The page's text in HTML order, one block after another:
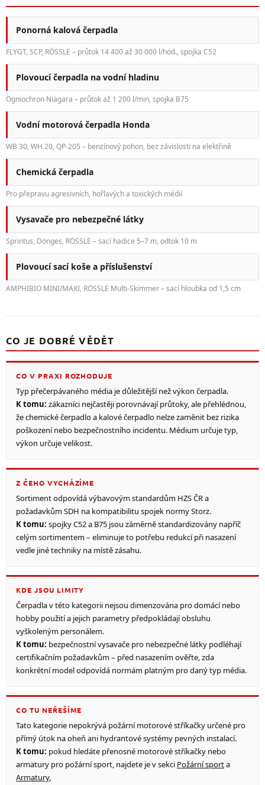
Ponorná kalová čerpadla
FLYGT, SCP, RÖSSLE – průtok 14 400 až 30 000 l/hod., spojka C52
Plovoucí čerpadla na vodní hladinu
Ogniochron Niagara – průtok až 1 200 l/min, spojka B75
Vodní motorová čerpadla Honda
WB 30, WH 20, QP-205 – benzínový pohon, bez závislosti na elektřině
Chemická čerpadla
Pro přepravu agresivních, hořlavých a toxických médií
Vysavače pro nebezpečné látky
Sprintus, Dönges, RÖSSLE – sací hadice 5–7 m, odtok 10 m
Plovoucí sací koše a příslušenství
AMPHIBIO MINI/MAXI, RÖSSLE Multi-Skimmer – sací hloubka od 1,5 cm
CO JE DOBRÉ VĚDĚT
CO V PRAXI ROZHODUJE
Typ přečerpávaného média je důležitější než výkon čerpadla.
K tomu: zákazníci nejčastěji porovnávají průtoky, ale přehlédnou,
že chemické čerpadlo a kalové čerpadlo nelze zaměnit bez rizika
poškození nebo bezpečnostního incidentu. Médium určuje typ,
výkon určuje velikost.
Z ČEHO VYCHÁZÍME
Sortiment odpovídá výbavovým standardům HZS ČR a
požadavkům SDH na kompatibilitu spojek normy Storz.
K tomu: spojky C52 a B75 jsou záměrně standardizovány napříč
celým sortimentem – eliminuje to potřebu redukcí při nasazení
vedle jiné techniky na místě zásahu.
KDE JSOU LIMITY
Čerpadla v této kategorii nejsou dimenzována pro domácí nebo
hobby použití a jejich parametry předpokládají obsluhu
vyškoleným personálem.
K tomu: bezpečnostní vysavače pro nebezpečné látky podléhají
certifikačním požadavkům – před nasazením ověřte, zda
konkrétní model odpovídá normám platným pro daný typ média.
CO TU NEŘEŠÍME
Tato kategorie nepokrývá požární motorové stříkačky určené pro
přímý útok na oheň ani hydrantové systémy pevných instalací.
K tomu: pokud hledáte přenosné motorové stříkačky nebo
armatury pro požární sport, najdete je v sekci Požární sporta
Armatury.